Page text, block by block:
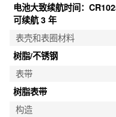
电池大致续航时间：
可续航 3 年
表壳和表圈材料
树脂/不锈钢
表带
树脂表带
构造